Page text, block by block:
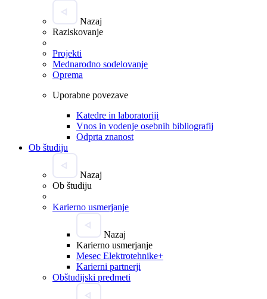
Nazaj
Raziskovanje
Projekti
Mednarodno sodelovanje
Oprema
Uporabne povezave
Katedre in laboratoriji
Vnos in vodenje osebnih bibliografij
Odprta znanost
Ob študiju
Nazaj
Ob študiju
Karierno usmerjanje
Nazaj
Karierno usmerjanje
Mesec Elektrotehnike+
Karierni partnerji
Obštudijski predmeti